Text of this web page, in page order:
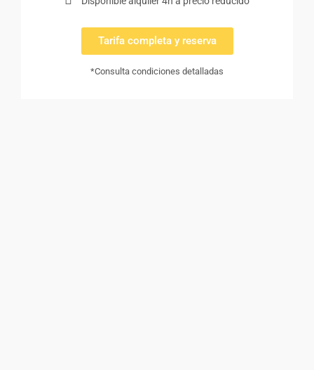
Tarifa completa y reserva
*Consulta condiciones detalladas